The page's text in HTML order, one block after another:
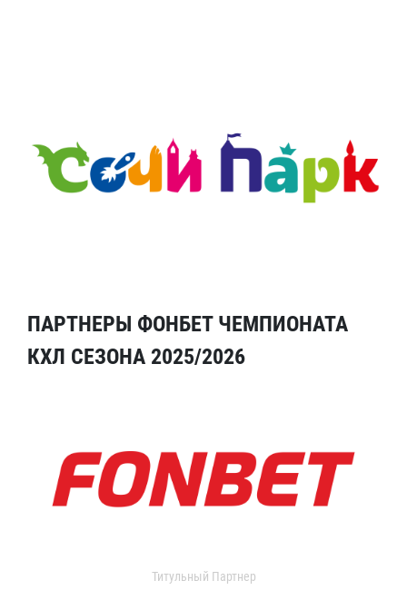
ПАРТНЕРЫ ФОНБЕТ ЧЕМПИОНАТА
КХЛ СЕЗОНА 2025/2026
Титульный Партнер